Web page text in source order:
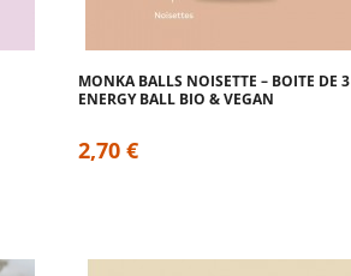
MONKA BALLS NOISETTE – BOITE DE 3
ENERGY BALL BIO & VEGAN
2,70 €